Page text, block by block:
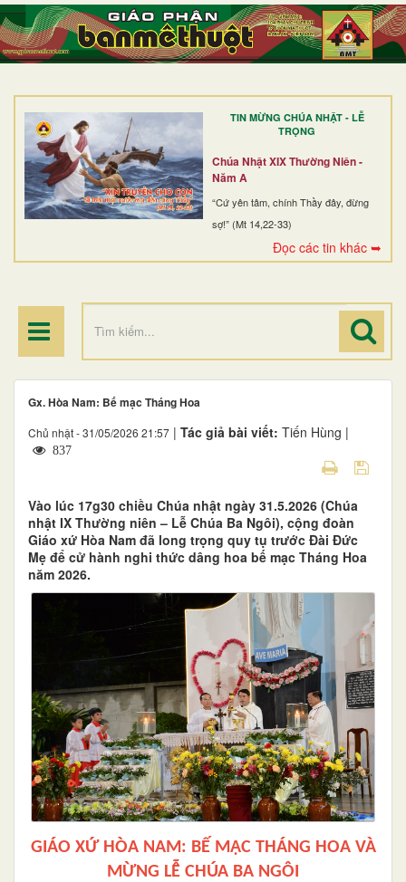
TIN MỪNG CHÚA NHẬT - LỄ
TRỌNG
Chúa Nhật XIX Thường Niên -
Năm A
“Cứ yên tâm, chính Thầy đây, đừng
sợ!” (Mt 14,22-33)
Đọc các tin khác ➥
TRANG NHẤT
GIỚI THIỆU
DÒNG TU
BAN MỤC VỤ
ĐOÀN THỂ CG
ĐIỂM HÀNH HƯƠNG
Gx. Hòa Nam: Bế mạc Tháng Hoa
Chủ nhật - 31/05/2026 21:57 | Tác giả bài viết: Tiến Hùng |
837
Vào lúc 17g30 chiều Chúa nhật ngày 31.5.2026 (Chúa
nhật IX Thường niên – Lễ Chúa Ba Ngôi), cộng đoàn
Giáo xứ Hòa Nam đã long trọng quy tụ trước Đài Đức
Mẹ để cử hành nghi thức dâng hoa bế mạc Tháng Hoa
năm 2026.
GIÁO XỨ HÒA NAM: BẾ MẠC THÁNG HOA VÀ
MỪNG LỄ CHÚA BA NGÔI